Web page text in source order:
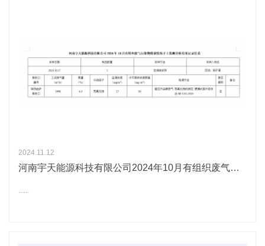
2024.11.12
河南宇天能源科技有限公司2024年10月有组织废气污染物排放情况手工监测分析结果记录信息
......